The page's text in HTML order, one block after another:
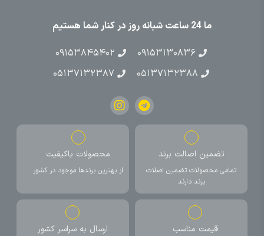
ما 24 ساعت شبانه روز در کنار شما هستیم
۰۹۱۵۳۱۳۰۸۳۶
۰۹۱۵۳۸۴۵۴۰۲
۰۵۱۳۷۱۳۲۳۸۸
۰۵۱۳۷۱۳۲۳۸۷
تضمین اصالت برند
تمامی محصولات تضمین اصلات
برند دارند
محصولات باکیفیت
از بهترین برندها موجود در کشور
قیمت مناسب ارسال به سراسر کشور